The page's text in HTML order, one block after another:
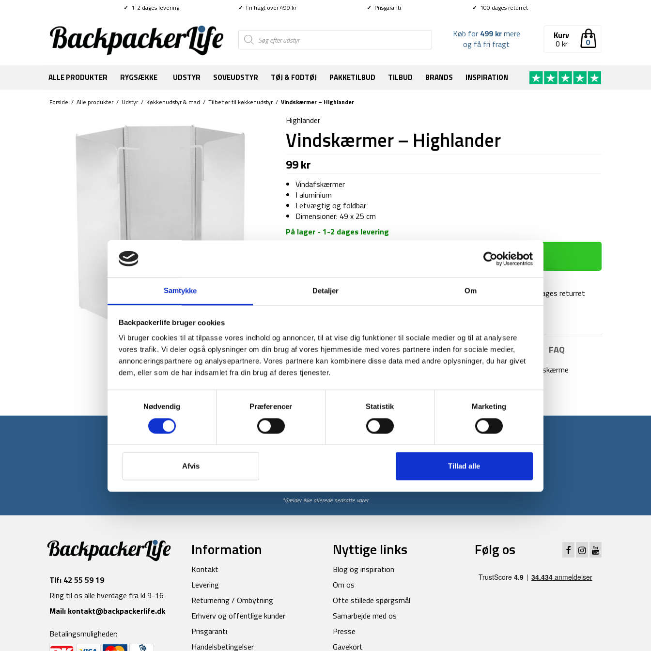
Samtykke Detaljer Om
Backpackerlife bruger cookies
Vi bruger cookies til at tilpasse vores indhold og annoncer, til at vise dig funktioner til sociale medier og til at analysere
vores trafik. Vi deler også oplysninger om din brug af vores hjemmeside med vores partnere inden for sociale medier,
annonceringspartnere og analysepartnere. Vores partnere kan kombinere disse data med andre oplysninger, du har givet
dem, eller som de har indsamlet fra din brug af deres tjenester.
Nødvendig
Præferencer Statistik Marketing
Afvis Tillad alle
✓ 1-2 dages levering ✓ Fri fragt over 499 kr ✓ Prisgaranti ✓ 100 dages returret
Products
search 0
Kurv
0 kr
Køb for 499 krmere
og få fri fragt
ALLE PRODUKTER RYGSÆKKE UDSTYR SOVEUDSTYR TØJ & FODTØJ PAKKETILBUD TILBUD BRANDS INSPIRATION
Forside / Alle produkter/ Udstyr/ Køkkenudstyr & mad / Tilbehør til køkkenudstyr/ Vindskærmer – Highlander
Highlander
Vindskærmer – Highlander
99kr
Vindafskærmer
I aluminium
Letvægtig og foldbar
Dimensioner: 49 x 25 cm
På lager - 1-2 dages levering
antal
TILFØJ TIL KURV
1-2 dages levering Fri fragt over 499 kr 100 dages returret
BESKRIVELSE YDERLIGERE INFORMATION BRAND FAQ
Denne vindskærmer er beregnet til forskellige typer brændere, så du kan vindafskærme
brænderen. Vindskærmeren er letvægtig og foldbar og er lavet i aluminium.
Få unikke tilbud og rabatter
Tilmeld dig vores nyhedsbrev og modtag med det samme en 10% rabatkode til din første ordre*
*Gælder ikke allerede nedsatte varer
Tlf: 42 55 59 19
Ring til os alle hverdage fra kl 9-16
Mail: kontakt@backpackerlife.dk
Betalingsmuligheder:
Information
Kontakt
Levering
Returnering / Ombytning
Erhverv og offentlige kunder
Prisgaranti
Handelsbetingelser
Nyttige links
Blog og inspiration
Om os
Ofte stillede spørgsmål
Samarbejde med os
Presse
Gavekort
Følg os